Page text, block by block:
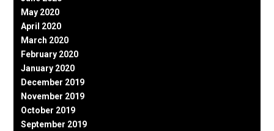
May 2020
April 2020
March 2020
February 2020
January 2020
December 2019
November 2019
October 2019
September 2019